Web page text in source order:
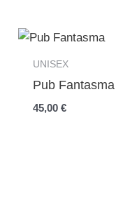
UNISEX
Pub Fantasma
45,00 €